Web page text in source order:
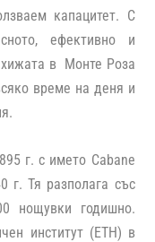
капацитет. С
ефективно и
хижата в Монте Роза
време на деня и
г. с името Cabane
г. Тя разполага със
нощувки годишно.
институт (ETH) в